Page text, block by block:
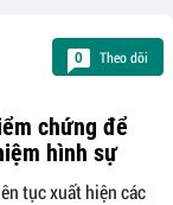
0 Theo dõi
chứng để
hình sự
tục xuất hiện các